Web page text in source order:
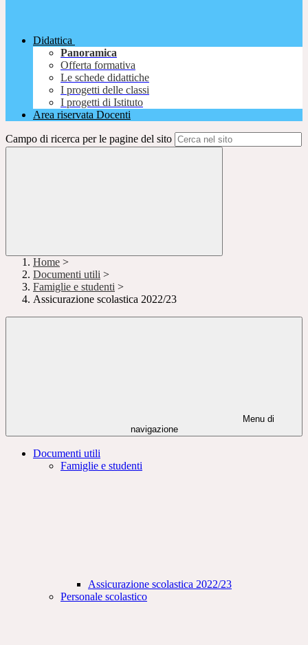
Didattica
Panoramica
Offerta formativa
Le schede didattiche
I progetti delle classi
I progetti di Istituto
Area riservata Docenti
Campo di ricerca per le pagine del sito
Home >
Documenti utili >
Famiglie e studenti >
Assicurazione scolastica 2022/23
Menu di
navigazione
Documenti utili
Famiglie e studenti
Assicurazione scolastica 2022/23
Personale scolastico